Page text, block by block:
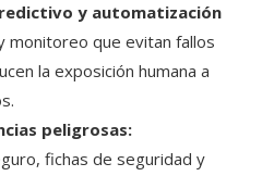
y automatización
monitoreo que evitan fallos
la exposición humana a
peligrosas:
fichas de seguridad y